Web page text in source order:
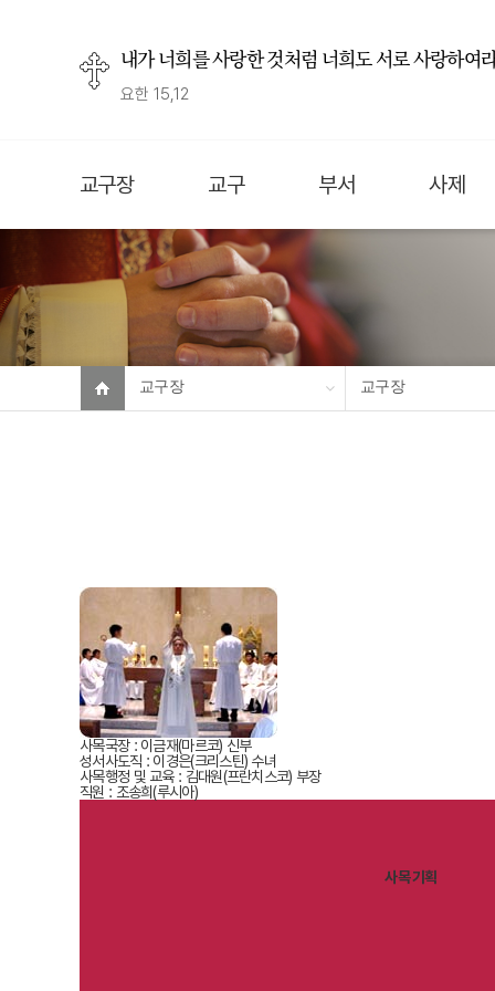
내가 너희를 사랑한 것처럼 너희도 서로 사랑하여
요한 15,12
교구장 교구 부서 사제
교구장 교구장
사목국장: 이금재(마르코) 신부
성서사도직 : 이경은(크리스틴) 수녀
사목행정 및 교육: 김대원(프란치스코) 부장
직원 : 조송희(루시아)
사목 기획